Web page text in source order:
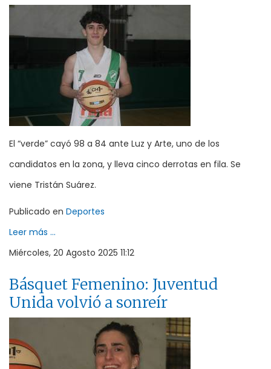
El “verde” cayó 98 a 84 ante Luz y Arte, uno de los
candidatos en la zona, y lleva cinco derrotas en fila. Se
viene Tristán Suárez.
Publicado en Deportes
Leer más ...
Miércoles, 20 Agosto 2025 11:12
Básquet Femenino: Juventud
Unida volvió a sonreír